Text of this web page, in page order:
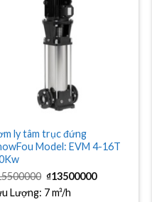
ly tâm trục đứng
Model: EVM 4-16T
Giá
gốc
là:
₫13500000Giá
hiện
Lượng: 7 m³/h